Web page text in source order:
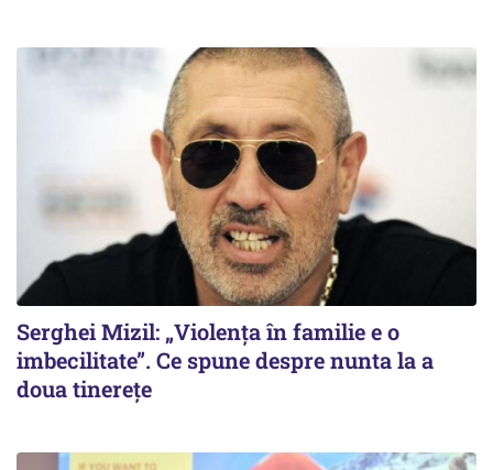
Serghei Mizil: „Violența în familie e o
imbecilitate”. Ce spune despre nunta la a
doua tinerețe